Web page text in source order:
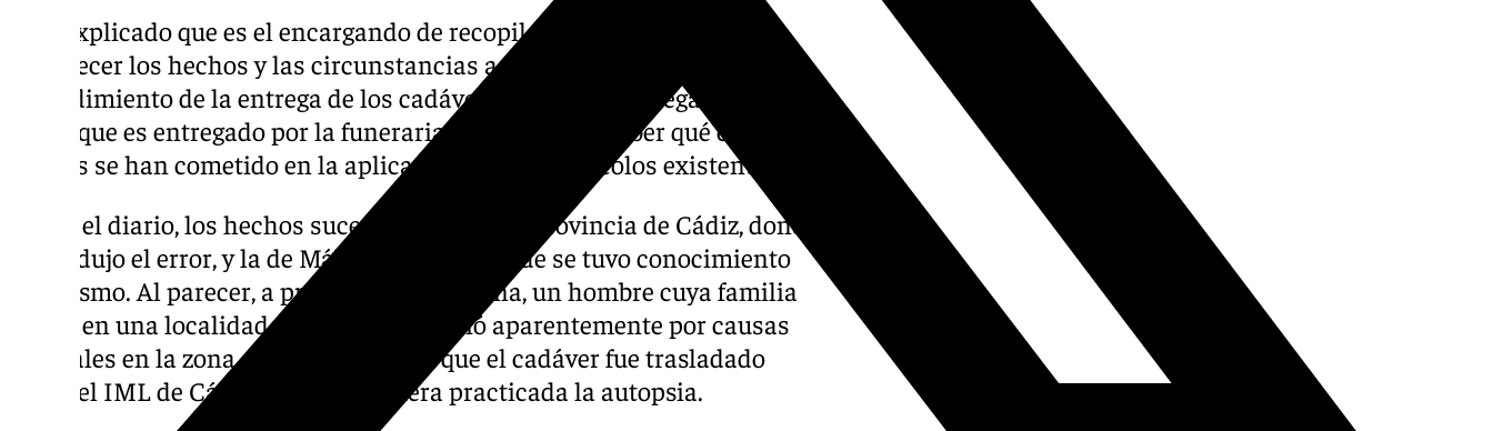
Han explicado que es el encargando de recopilar todos los datos para
esclarecer los hechos y las circunstancias acaecidas en el
procedimiento de la entrega de los cadáveres, «desde que llega al IML
hasta que es entregado por la funeraria a la familia, y saber qué error o
errores se han cometido en la aplicación de los protocolos existentes».
Según el diario, los hechos sucedieron entre la provincia de Cádiz, donde
se produjo el error, y la de Málaga, que fue donde se tuvo conocimiento
del mismo. Al parecer, a principios de semana, un hombre cuya familia
reside en una localidad malagueña falleció aparentemente por causas
naturales en la zona de
; por lo que el cadáver fue trasladado
hasta el IML de Cádiz para que le fuera practicada la autopsia.